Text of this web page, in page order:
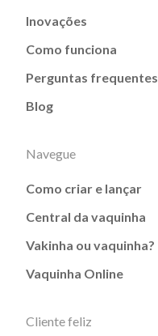
Inovações
Como funciona
Perguntas frequentes
Blog
Navegue
Como criar e lançar
Central da vaquinha
Vakinha ou vaquinha?
Vaquinha Online
Cliente feliz